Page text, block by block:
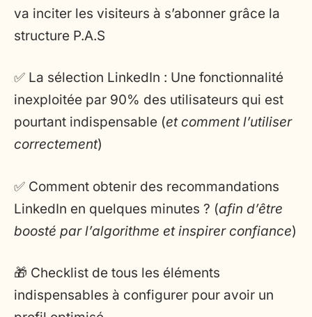
va inciter les visiteurs à s’abonner grâce la
structure P.A.S
✅ La sélection LinkedIn : Une fonctionnalité
inexploitée par 90% des utilisateurs qui est
pourtant indispensable (et comment l’utiliser
correctement)
✅ Comment obtenir des recommandations
LinkedIn en quelques minutes ? (afin d’être
boosté par l’algorithme et inspirer confiance)
🎁 Checklist de tous les éléments
indispensables à configurer pour avoir un